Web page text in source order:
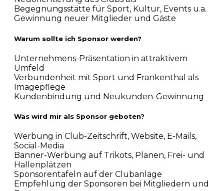
Begegnungsstätte für Sport, Kultur, Events u.a.
Gewinnung neuer Mitglieder und Gäste
Warum sollte ich Sponsor werden?
Unternehmens-Präsentation in attraktivem
Umfeld
Verbundenheit mit Sport und Frankenthal als
Imagepflege
Kundenbindung und Neukunden-Gewinnung
Was wird mir als Sponsor geboten?
Werbung in Club-Zeitschrift, Website, E-Mails,
Social-Media
Banner-Werbung auf Trikots, Planen, Frei- und
Hallenplätzen
Sponsorentafeln auf der Clubanlage
Empfehlung der Sponsoren bei Mitgliedern und